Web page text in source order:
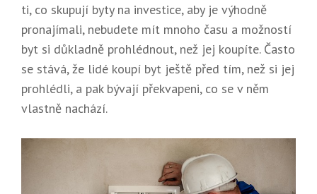
ti, co skupují byty na investice, aby je výhodně
pronajímali, nebudete mít mnoho času a možností
byt si důkladně prohlédnout, než jej koupíte. Často
se stává, že lidé koupí byt ještě před tím, než si jej
prohlédli, a pak bývají překvapeni, co se v něm
vlastně nachází.